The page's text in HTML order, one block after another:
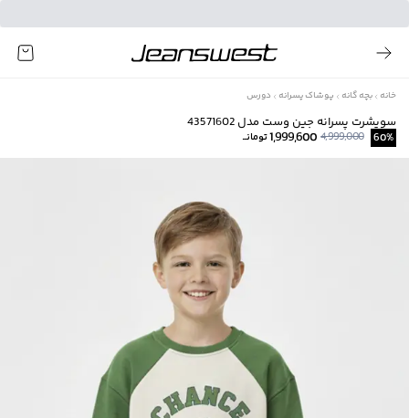
خانه بچه گانه پوشاک پسرانه دورس
سویشرت پسرانه جین وست مدل 43571602
60%
4,999,000
1,999,600تومانــ